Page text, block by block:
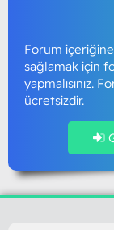
Forum
sağlamak için
yapmalısınız.
ücretsizdir.